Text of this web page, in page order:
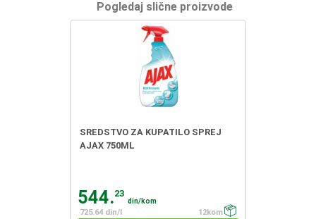
Pogledaj slične proizvode
SREDSTVO ZA KUPATILO SPREJ
AJAX 750ML
544.23
din/kom
725.64 din/l
12kom